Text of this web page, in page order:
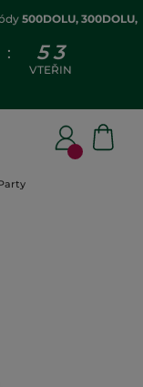
500DOLU, 300DOLU,
: 52
VTEŘIN